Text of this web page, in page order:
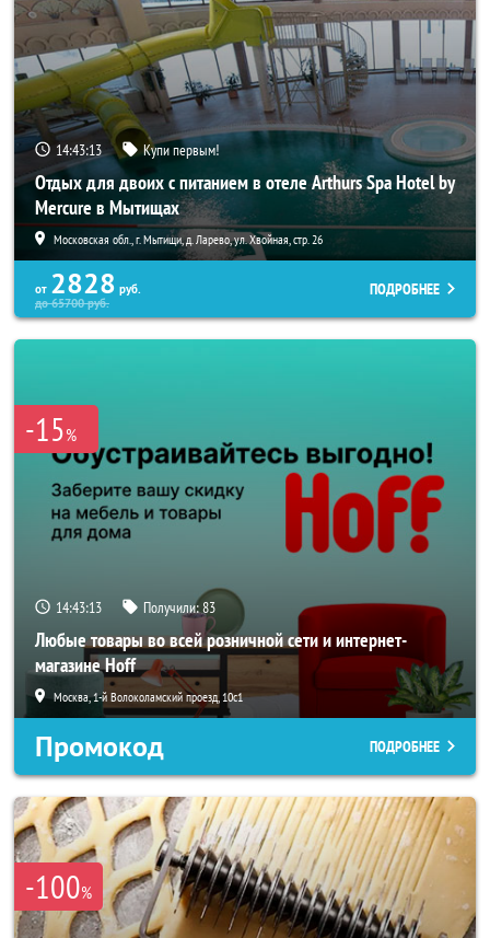
14:43:10 Купи первым!
Отдых для двоих с питанием в отеле Arthurs Spa Hotel by
Mercure в Мытищах
Московская обл., г. Мытищи, д. Ларево, ул. Хвойная, стр. 26
от 2828 руб.
до65700руб.
ПОДРОБНЕЕ
-15%
14:43:10 Получили:83
Любые товары во всей розничной сети и интернет-
магазине Hoff
Москва, 1-й Волоколамский проезд, 10с1
Промокод ПОДРОБНЕЕ
-100%